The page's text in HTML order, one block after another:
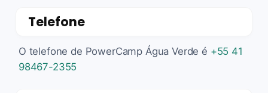
Telefone
O telefone de PowerCamp Água Verde é +55 41
98467-2355